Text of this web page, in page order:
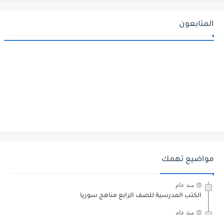
المتابعون
مواضيع تهمك
منذ عام
الكتب المدرسية للصف الرابع مناهج سوريا
منذ عام